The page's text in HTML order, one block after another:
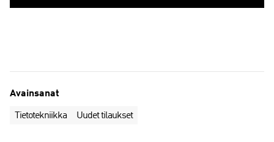
Avainsanat
Tietotekniikka Uudet tilaukset